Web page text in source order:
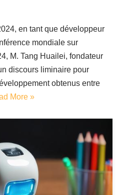
en tant que développeur
mondiale sur
M. Tang Huailei, fondateur
discours liminaire pour
obtenus entre
More »